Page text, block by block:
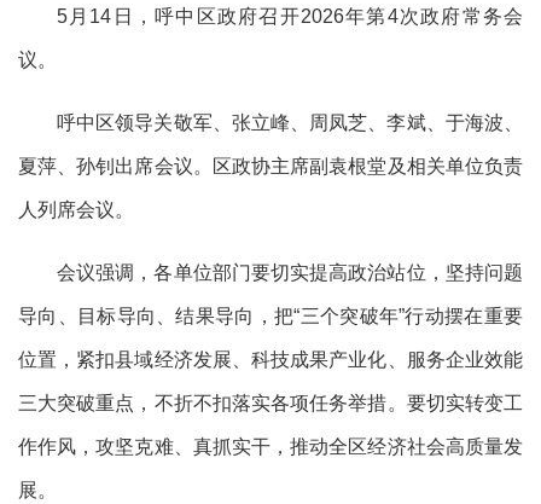
5月14日，呼中区政府召开2026年第4次政府常务会
议。
呼中区领导关敬军、张立峰、周凤芝、李斌、于海波、
夏萍、孙钊出席会议。区政协主席副袁根堂及相关单位负责
人列席会议。
会议强调，各单位部门要切实提高政治站位，坚持问题
导向、目标导向、结果导向，把“三个突破年”行动摆在重要
位置，紧扣县域经济发展、科技成果产业化、服务企业效能
三大突破重点，不折不扣落实各项任务举措。要切实转变工
作作风，攻坚克难、真抓实干，推动全区经济社会高质量发
展。